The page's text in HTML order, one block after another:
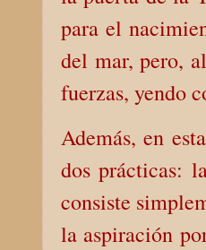
para el
del mar, pero,
fuerzas, yendo
Además, en
dos prácticas:
consiste
la aspiración